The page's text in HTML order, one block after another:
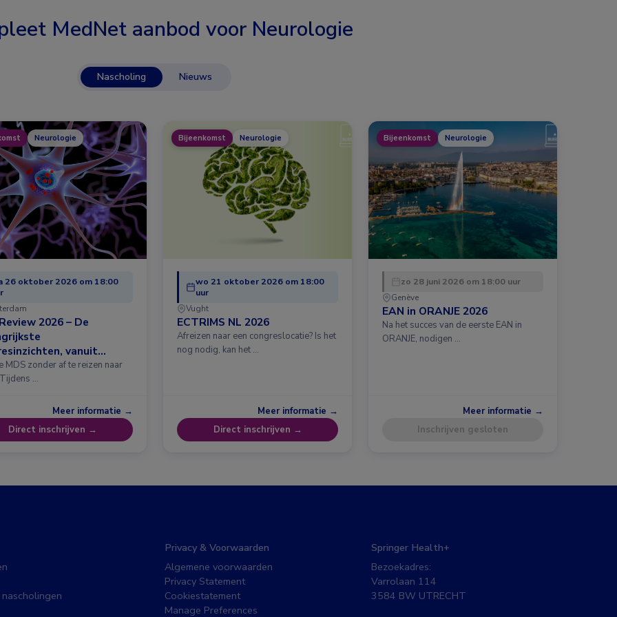
MedNet aanbod voor Neurologie
Nascholing Nieuws
Neurologie
26 oktober 2026 om 18:00
2026 – De
vanuit
MDS zonder af te reizen naar
…
Meer informatie →
Direct inschrijven →
Bijeenkomst Neurologie
wo 21 oktober 2026 om 18:00
uur
Vught
ECTRIMS NL 2026
Afreizen naar een congreslocatie? Is het
nog nodig, kan het …
Meer informatie →
Direct inschrijven →
Bijeenkomst Neurologie
zo 28 juni 2026 om 18:00 uur
Genève
EAN in ORANJE 2026
Na het succes van de eerste EAN in
ORANJE, nodigen …
Meer informatie →
Inschrijven gesloten
Privacy & Voorwaarden
Algemene voorwaarden
Privacy Statement
Cookiestatement
Manage Preferences
Springer Health+
Bezoekadres:
Varrolaan 114
3584 BW UTRECHT